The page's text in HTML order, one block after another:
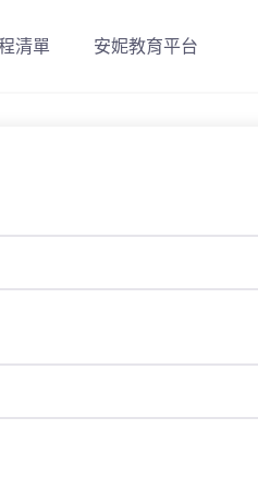
清單 安妮教育平台